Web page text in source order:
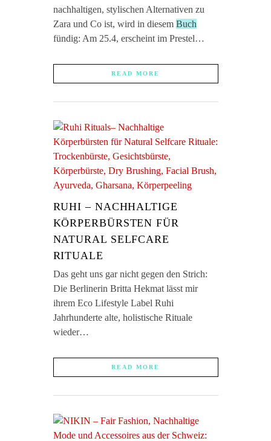
nachhaltigen, stylischen Alternativen zu
Zara und Co ist, wird in diesem Buch
fündig: Am 25.4, erscheint im Prestel…
READ MORE
RUHI – NACHHALTIGE
KÖRPERBÜRSTEN FÜR
NATURAL SELFCARE
RITUALE
Das geht uns gar nicht gegen den Strich:
Die Berlinerin Britta Hekmat lässt mir
ihrem Eco Lifestyle Label Ruhi
Jahrhunderte alte, holistische Rituale
wieder…
READ MORE